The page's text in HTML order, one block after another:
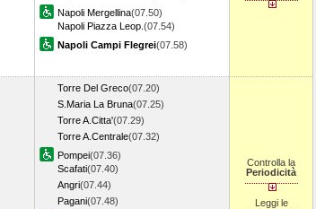
Napoli Mergellina(07.50)
Napoli Piazza Leop. (07.54)
Napoli Campi Flegrei(07.58)
Torre Del Greco(07.20)
S.Maria La Bruna(07.25)
Torre A.Citta'(07.29)
Torre A.Centrale(07.32)
Pompei(07.36)
Scafati(07.40)
Angri(07.44)
Pagani(07.48)
Controlla la
Periodicità
Leggi le